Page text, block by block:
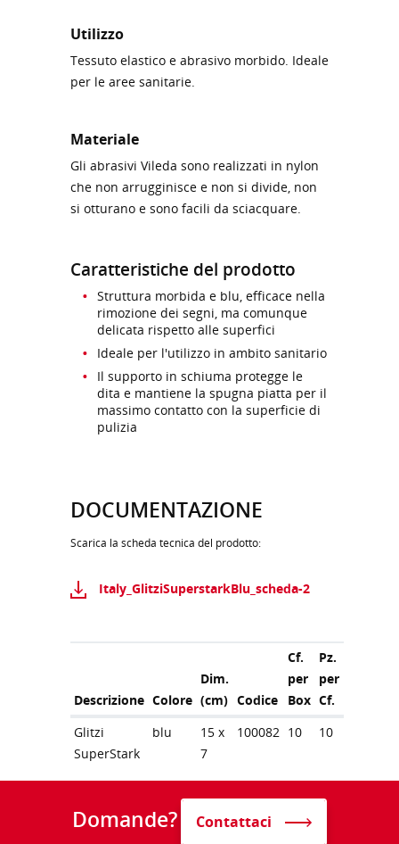
Utilizzo
Tessuto elastico e abrasivo morbido. Ideale
per le aree sanitarie.
Materiale
Gli abrasivi Vileda sono realizzati in nylon
che non arrugginisce e non si divide, non
si otturano e sono facili da sciacquare.
Caratteristiche del prodotto
Struttura morbida e blu, efficace nella
rimozione dei segni, ma comunque
delicata rispetto alle superfici
Ideale per l'utilizzo in ambito sanitario
Il supporto in schiuma protegge le
dita e mantiene la spugna piatta per il
massimo contatto con la superficie di
pulizia
DOCUMENTAZIONE
Scarica la scheda tecnica del prodotto:
Italy_GlitziSuperstarkBlu_scheda-2
Descrizione Colore
Dim.
(cm) Codice
Cf.
per
Box
Pz.
per
Cf.
Glitzi
SuperStark
blu
15 x
7
100082 10 10
Domande? Contattaci